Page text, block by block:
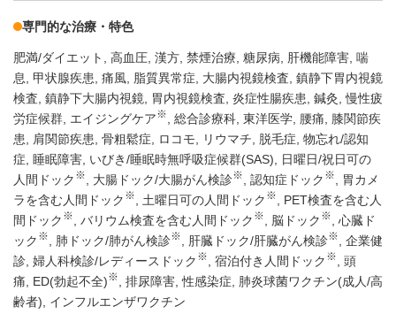
専門的な治療・特色
肥満/ダイエット 高血圧 漢方 禁煙治療 糖尿病 肝機能障害 喘
息
甲状腺疾患 痛風 脂質異常症 大腸内視鏡検査 鎮静下胃内視鏡
検査 鎮静下大腸内視鏡 胃内視鏡検査 炎症性腸疾患 鍼灸 慢性疲
労症候群 エイジングケア※ 総合診療科 東洋医学 腰痛
膝関節疾
患
肩関節疾患 骨粗鬆症 ロコモ リウマチ 脱毛症 物忘れ/認知
症
睡眠障害 いびき/睡眠時無呼吸症候群(SAS)
日曜日/祝日可の
人間ドック ※ 大腸ドック/大腸がん検診※ 認知症ドック ※
胃カメ
ラを含む人間ドック ※ 土曜日可の人間ドック ※
PET検査を含む人
間ドック ※ バリウム検査を含む人間ドック ※ 脳ドック ※
心臓ド
ック ※ 肺ドック/肺がん検診※ 肝臓ドック/肝臓がん検診※
企業健
診 婦人科検診/レディースドック ※ 宿泊付き人間ドック ※
頭
痛
ED(勃起不全)※ 排尿障害 性感染症
肺炎球菌ワクチン(成人/高
齢者)
インフルエンザワクチン